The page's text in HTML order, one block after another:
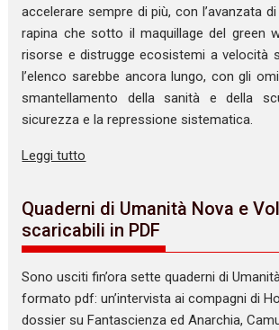
accelerare sempre di più, con l’avanzata
rapina che sotto il maquillage del green
risorse e distrugge ecosistemi a velocità
l’elenco sarebbe ancora lungo, con gli
smantellamento della sanità e della
sicurezza e la repressione sistematica.
Leggi tutto
Quaderni di Umanità Nova e
scaricabili in PDF
Sono usciti fin’ora sette quaderni di
formato pdf: un’intervista ai compagni di
dossier su Fantascienza ed Anarchia,